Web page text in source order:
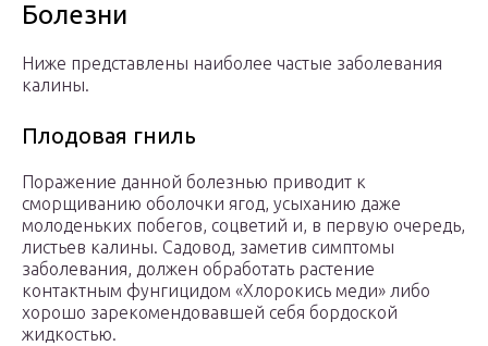
Болезни
Ниже представлены наиболее частые заболевания
калины.
Плодовая гниль
Поражение данной болезнью приводит к
сморщиванию оболочки ягод, усыханию даже
молоденьких побегов, соцветий и, в первую очередь,
листьев калины. Садовод, заметив симптомы
заболевания, должен обработать растение
контактным фунгицидом «Хлорокись меди» либо
хорошо зарекомендовавшей себя бордоской
жидкостью.